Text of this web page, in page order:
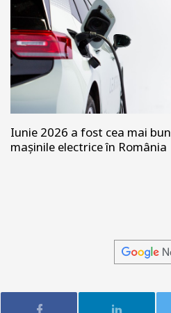
Iunie 2026 a fost cea mai
mașinile electrice în România